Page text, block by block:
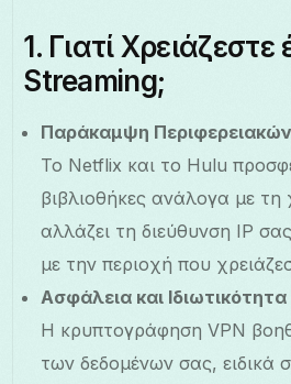
1. Γιατί
Streaming;
Παράκαμψη
Το Netflix και το Hulu
βιβλιοθήκες ανάλογα με
αλλάζει τη διεύθυνση IP
με την περιοχή που
Ασφάλεια και Ιδιωτικότητα
Η κρυπτογράφηση VPN
των δεδομένων σας, ειδικά